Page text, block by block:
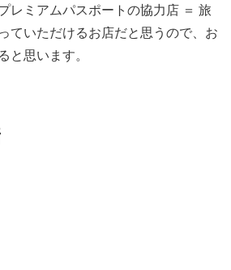
レミアムパスポートの協力店 ＝ 旅
ていただけるお店だと思うので、お
と思います。